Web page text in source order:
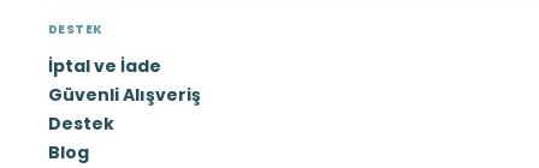
DESTEK
İptal ve İade
Güvenli Alışveriş
Destek
Blog